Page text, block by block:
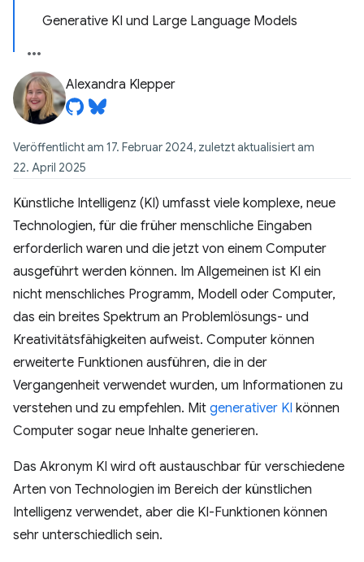
Generative KI und Large Language Models
Alexandra Klepper
Veröffentlicht am 17. Februar 2024, zuletzt aktualisiert am
22. April 2025
Künstliche Intelligenz (KI) umfasst viele komplexe, neue
Technologien, für die früher menschliche Eingaben
erforderlich waren und die jetzt von einem Computer
ausgeführt werden können. Im Allgemeinen ist KI ein
nicht menschliches Programm, Modell oder Computer,
das ein breites Spektrum an Problemlösungs- und
Kreativitätsfähigkeiten aufweist. Computer können
erweiterte Funktionen ausführen, die in der
Vergangenheit verwendet wurden, um Informationen zu
verstehen und zu empfehlen. Mit generativer KI können
Computer sogar neue Inhalte generieren.
Das Akronym KI wird oft austauschbar für verschiedene
Arten von Technologien im Bereich der künstlichen
Intelligenz verwendet, aber die KI-Funktionen können
sehr unterschiedlich sein.